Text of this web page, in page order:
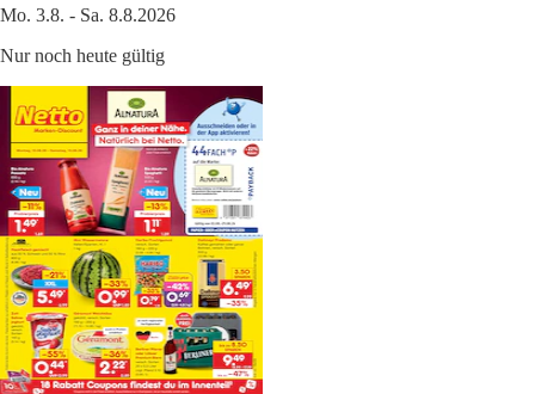
Mo. 3.8. - Sa. 8.8.2026
Nur noch heute gültig